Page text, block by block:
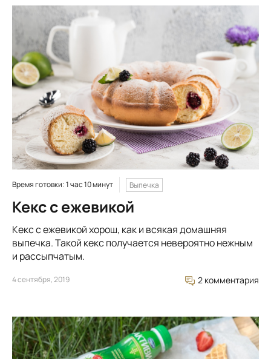
Время готовки: 1 час 10 минут Выпечка
Кекс с ежевикой
Кекс с ежевикой хорош, как и всякая домашняя
выпечка. Такой кекс получается невероятно нежным
и рассыпчатым.
4 сентября, 2019 2 комментария